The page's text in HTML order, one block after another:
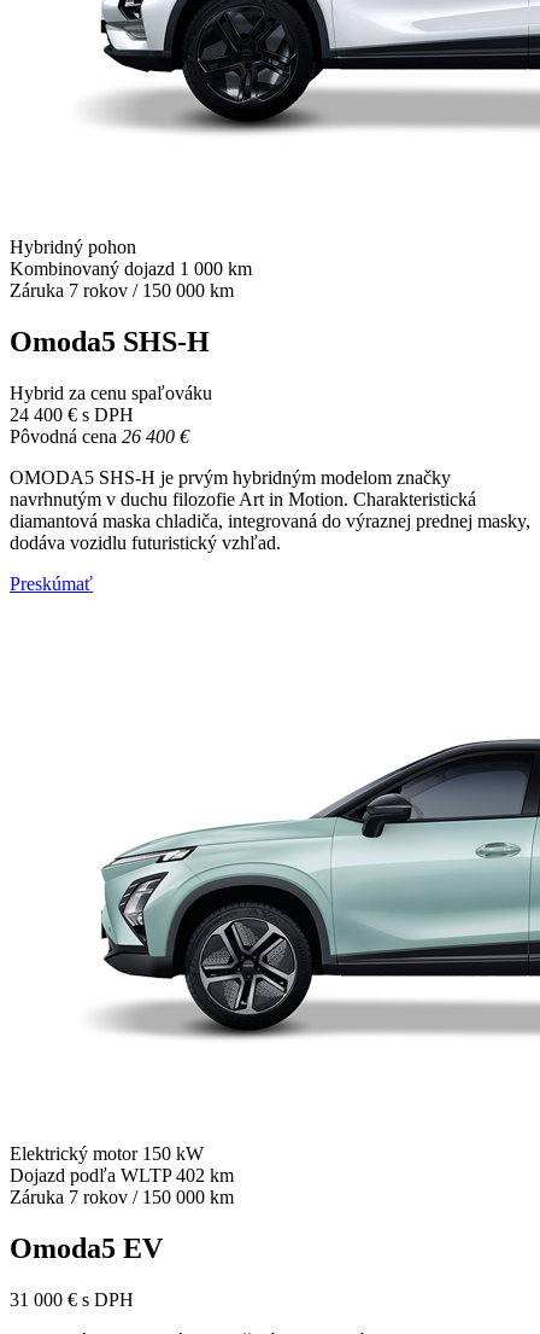
Hybridný pohon
Kombinovaný dojazd 1 000 km
Záruka 7 rokov / 150 000 km
Omoda5 SHS-H
Hybrid za cenu spaľováku
24 400 € s DPH
Pôvodná cena 26 400 €
OMODA5 SHS-H je prvým hybridným modelom značky
navrhnutým v duchu filozofie Art in Motion. Charakteristická
diamantová maska ​​chladiča, integrovaná do výraznej prednej masky,
dodáva vozidlu futuristický vzhľad.
Preskúmať
Elektrický motor 150 kW
Dojazd podľa WLTP 402 km
Záruka 7 rokov / 150 000 km
Omoda5 EV
31 000 € s DPH